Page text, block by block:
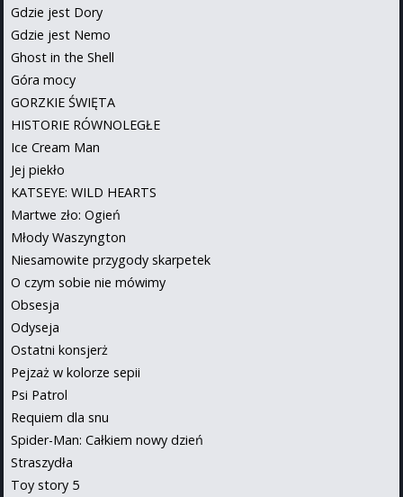
Gdzie jest Dory
Gdzie jest Nemo
Ghost in the Shell
Góra mocy
GORZKIE ŚWIĘTA
HISTORIE RÓWNOLEGŁE
Ice Cream Man
Jej piekło
KATSEYE: WILD HEARTS
Martwe zło: Ogień
Młody Waszyngton
Niesamowite przygody skarpetek
O czym sobie nie mówimy
Obsesja
Odyseja
Ostatni konsjerż
Pejzaż w kolorze sepii
Psi Patrol
Requiem dla snu
Spider-Man: Całkiem nowy dzień
Straszydła
Toy story 5